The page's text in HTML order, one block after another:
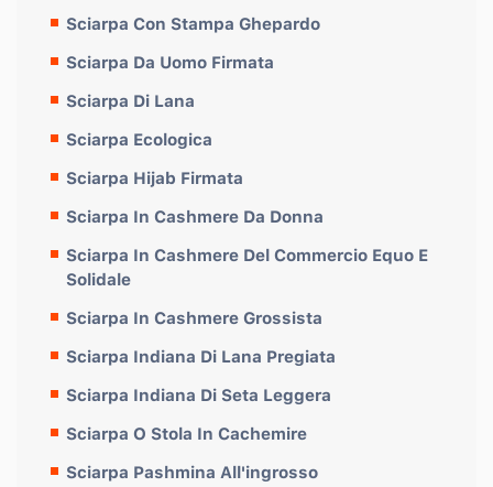
Sciarpa Con Stampa Ghepardo
Sciarpa Da Uomo Firmata
Sciarpa Di Lana
Sciarpa Ecologica
Sciarpa Hijab Firmata
Sciarpa In Cashmere Da Donna
Sciarpa In Cashmere Del Commercio Equo E
Solidale
Sciarpa In Cashmere Grossista
Sciarpa Indiana Di Lana Pregiata
Sciarpa Indiana Di Seta Leggera
Sciarpa O Stola In Cachemire
Sciarpa Pashmina All'ingrosso